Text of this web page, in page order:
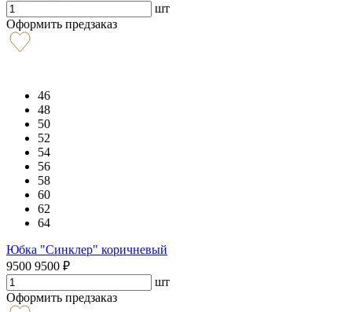
шт
Оформить предзаказ
46
48
50
52
54
56
58
60
62
64
Юбка "Синклер" коричневый
9500 9500 ₽
шт
Оформить предзаказ